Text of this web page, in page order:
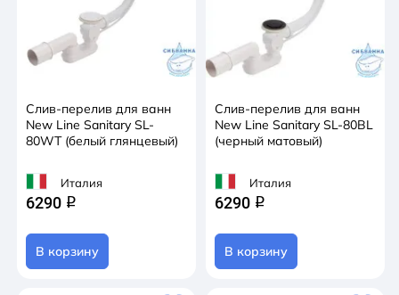
Слив-перелив для ванн
New Line Sanitary SL-
80WT (белый глянцевый)
Италия
6290 q
В корзину
Слив-перелив для ванн
New Line Sanitary SL-80BL
(черный матовый)
Италия
6290 q
В корзину